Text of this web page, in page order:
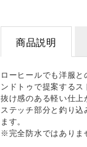
商品説明
ローヒールでも洋服
ンドトゥで提案するス
抜け感のある軽い仕上
ステッチ部分と釣り
ます。
※完全防水ではありま